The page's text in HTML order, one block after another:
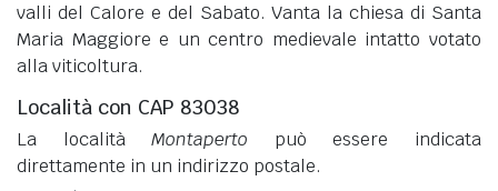
valli del Calore e del Sabato. Vanta la chiesa di Santa
Maria Maggiore e un centro medievale intatto votato
alla viticoltura.
Località con CAP 83038
La localitàMontaperto può essere indicata
direttamente in un indirizzo postale.